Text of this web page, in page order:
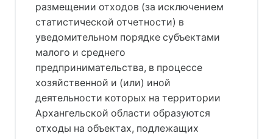
размещении отходов (за исключением
статистической отчетности) в
уведомительном порядке субъектами
малого и среднего
предпринимательства, в процессе
хозяйственной и (или) иной
деятельности которых на территории
Архангельской области образуются
отходы на объектах, подлежащих